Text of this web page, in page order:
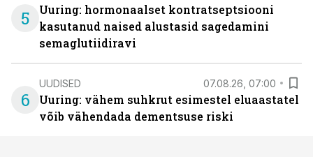
5
Uuring: hormonaalset kontratseptsiooni
kasutanud naised alustasid sagedamini
semaglutiidiravi
6
UUDISED 07.08.26, 07:00
Uuring: vähem suhkrut esimestel eluaastatel
võib vähendada dementsuse riski